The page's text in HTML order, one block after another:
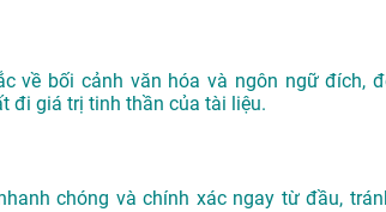
về bối cảnh văn hóa và ngôn ngữ đích,
đi giá trị tinh thần của tài liệu.
chóng và chính xác ngay từ đầu,